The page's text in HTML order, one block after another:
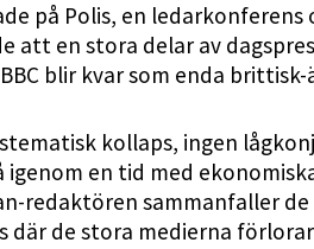
på Polis, en
att en stora delar av
blir kvar som enda
kollaps, ingen
igenom en tid med
redaktören sammanfaller
där de stora medierna